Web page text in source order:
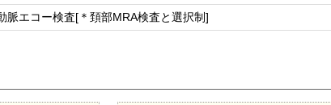
脈エコー検査[＊頚部MRA検査と選択制]